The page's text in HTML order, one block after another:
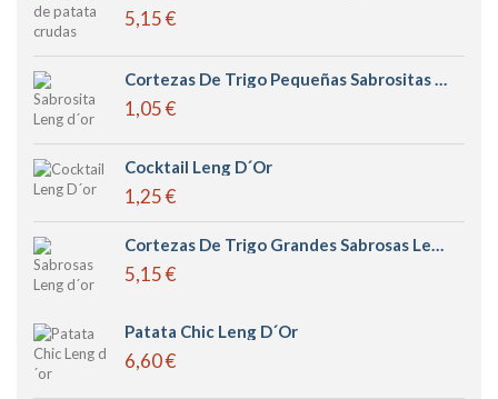
5,15 €
Cortezas De Trigo Pequeñas Sabrositas Leng D´or
1,05 €
Cocktail Leng D´or
1,25 €
Cortezas De Trigo Grandes Sabrosas Leng D´or
5,15 €
Patata Chic Leng D´or
6,60 €